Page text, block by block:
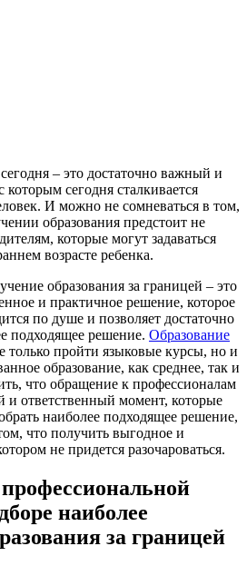
– это достаточно важный и
сегодня сталкивается
И можно не сомневаться в том,
образования предстоит не
которые могут задаваться
возрасте ребенка.
образования за границей – это
и практичное решение, которое
по душе и позволяет достаточно
подходящее решение. Образование
только пройти языковые курсы, но и
образование, как среднее, так и
что обращение к профессионалам
и ответственный момент, которые
наиболее подходящее решение,
что получить выгодное и
не придется разочароваться.
наиболее
за границей